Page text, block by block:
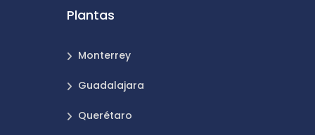
Plantas
Monterrey
Guadalajara
Querétaro